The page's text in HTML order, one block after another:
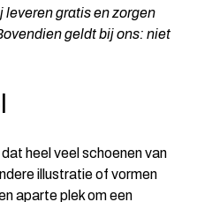
leveren gratis en zorgen
geldt bij ons: niet
heel veel schoenen van
illustratie of vormen
aparte plek om een